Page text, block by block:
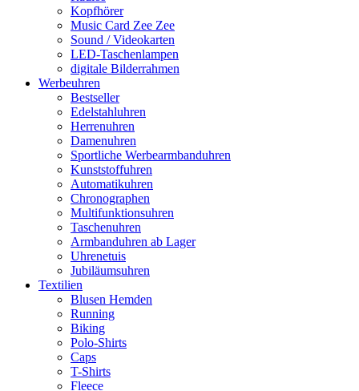
Kopfhörer
Music Card Zee Zee
Sound / Videokarten
LED-Taschenlampen
digitale Bilderrahmen
Werbeuhren
Bestseller
Edelstahluhren
Herrenuhren
Damenuhren
Sportliche Werbearmbanduhren
Kunststoffuhren
Automatikuhren
Chronographen
Multifunktionsuhren
Taschenuhren
Armbanduhren ab Lager
Uhrenetuis
Jubiläumsuhren
Textilien
Blusen Hemden
Running
Biking
Polo-Shirts
Caps
T-Shirts
Fleece